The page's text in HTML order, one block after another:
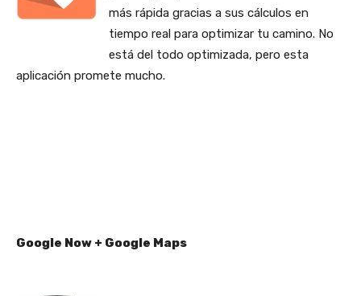
más rápida gracias a sus cálculos en
tiempo real para optimizar tu camino. No
está del todo optimizada, pero esta
aplicación promete mucho.
Google Now + Google Maps